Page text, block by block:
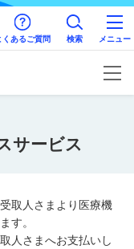
くあるご質問 検索 メニュー
サービス
取人さまより医療機
す。
人さまへお支払いし